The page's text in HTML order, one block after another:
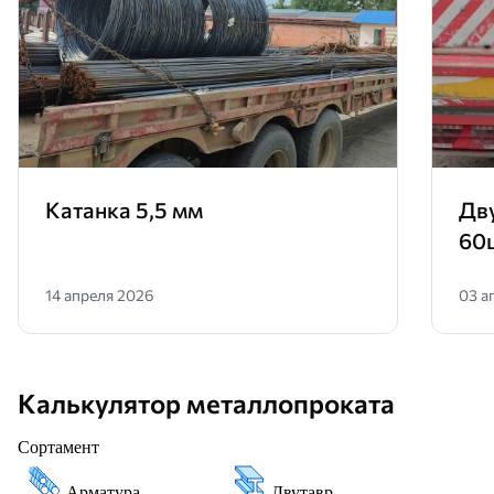
Катанка 5,5 мм
14 апреля 2026 03
Калькулятор металлопроката